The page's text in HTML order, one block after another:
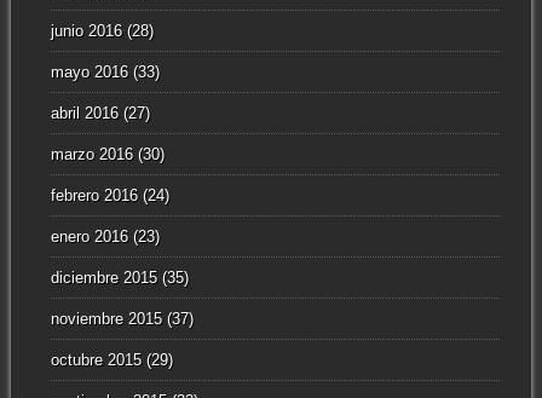
junio 2016(28)
mayo 2016(33)
abril 2016(27)
marzo 2016(30)
febrero 2016(24)
enero 2016(23)
diciembre 2015(35)
noviembre 2015(37)
octubre 2015(29)